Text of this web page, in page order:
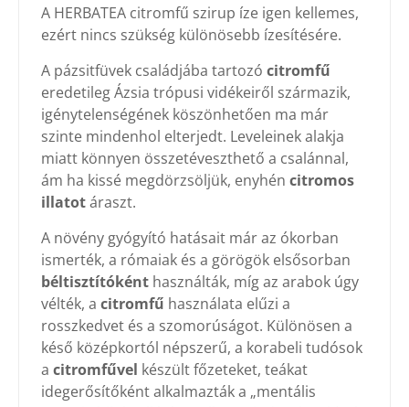
A HERBATEA citromfű szirup íze igen kellemes,
ezért nincs szükség különösebb ízesítésére.
A pázsitfüvek családjába tartozó citromfű
eredetileg Ázsia trópusi vidékeiről származik,
igénytelenségének köszönhetően ma már
szinte mindenhol elterjedt. Leveleinek alakja
miatt könnyen összetéveszthető a csalánnal,
ám ha kissé megdörzsöljük, enyhén citromos
illatotáraszt.
A növény gyógyító hatásait már az ókorban
ismerték, a rómaiak és a görögök elsősorban
béltisztítókénthasználták, míg az arabok úgy
vélték, a citromfű használata elűzi a
rosszkedvet és a szomorúságot. Különösen a
késő középkortól népszerű, a korabeli tudósok
a citromfűvel készült főzeteket, teákat
idegerősítőként alkalmazták a „mentális